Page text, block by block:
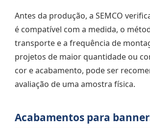
Antes da produção, a SEMCO
é compatível com a medida, o
transporte e a frequência de
projetos de maior quantidade ou
cor e acabamento, pode ser
avaliação de uma amostra física.
Acabamentos para